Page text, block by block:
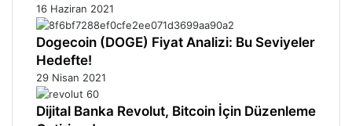
16 Haziran 2021
Dogecoin (DOGE) Fiyat Analizi: Bu Seviyeler
Hedefte!
29 Nisan 2021
Dijital Banka Revolut, Bitcoin İçin Düzenleme